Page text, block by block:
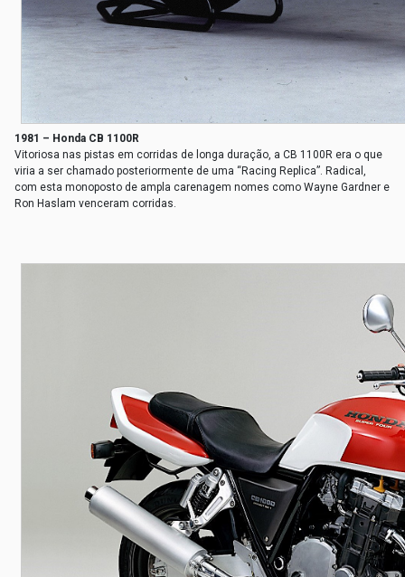
1981 – Honda CB 1100R
Vitoriosa nas pistas em corridas de longa duração, a CB 1100R era o que
viria a ser chamado posteriormente de uma “Racing Replica”. Radical,
com esta monoposto de ampla carenagem nomes como Wayne Gardner e
Ron Haslam venceram corridas.